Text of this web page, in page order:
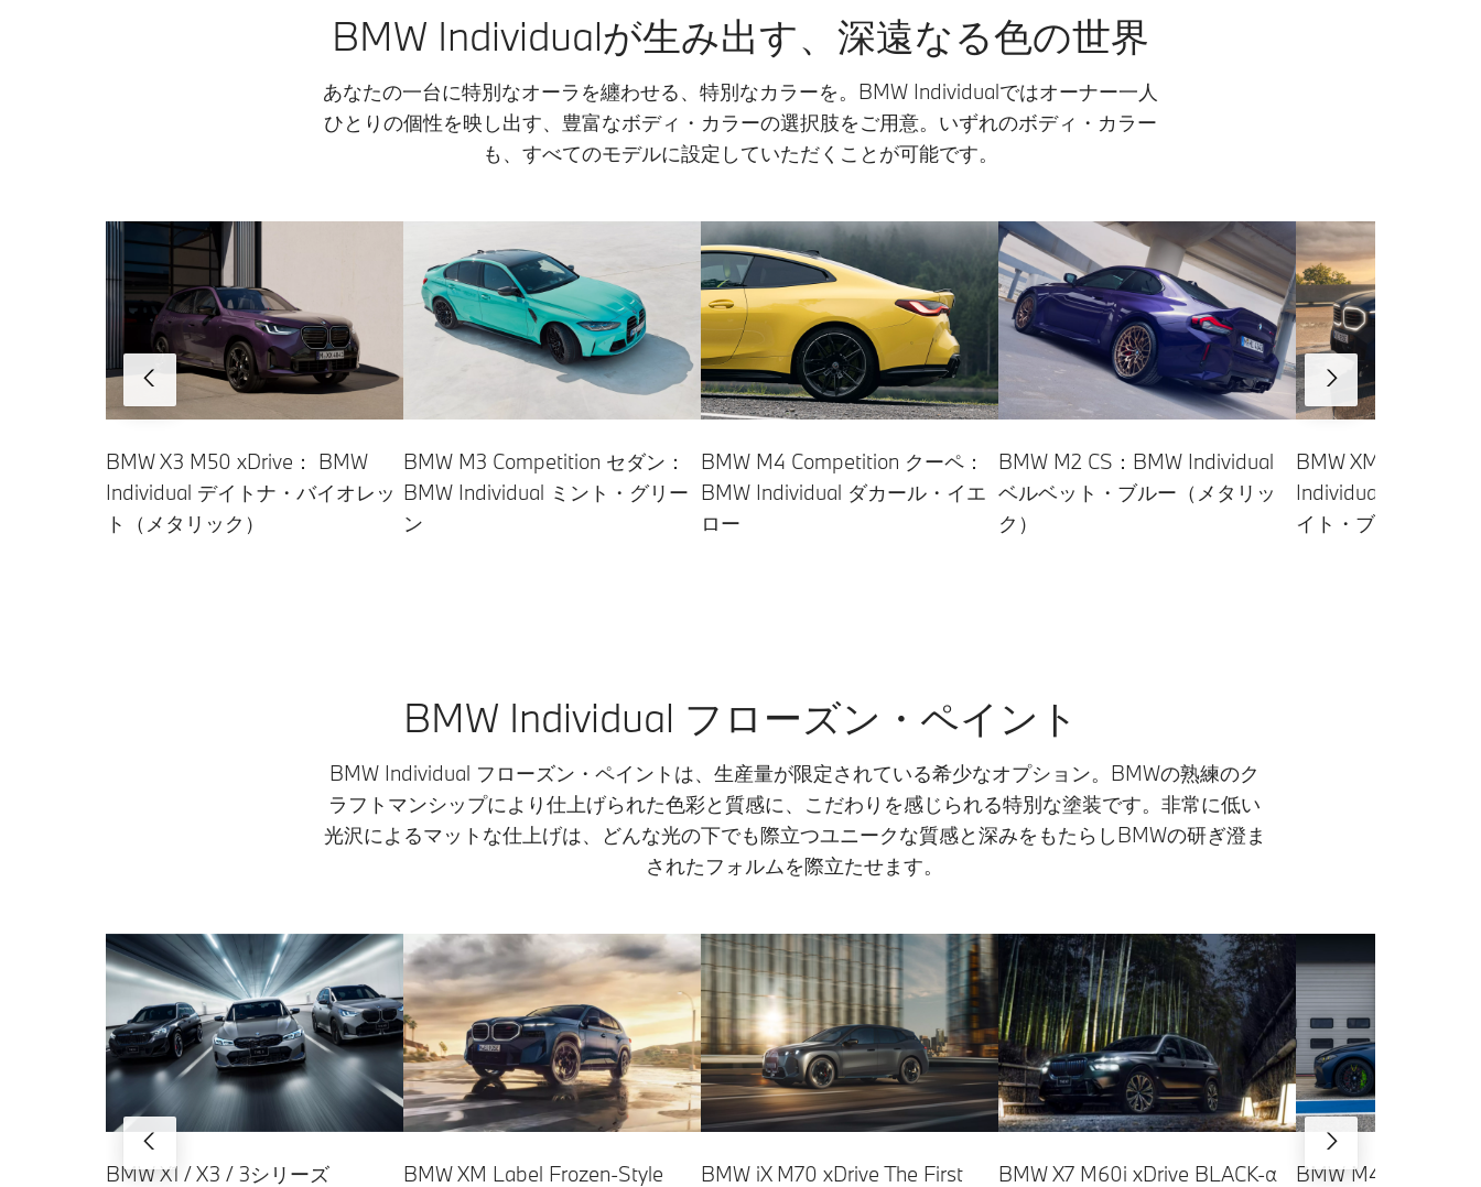
BMW Individualが生み出す、深遠なる色の世界
あなたの一台に特別なオーラを纏わせる、特別なカラーを。BMW Individualではオーナー一人
ひとりの個性を映し出す、豊富なボディ・カラーの選択肢をご用意。いずれのボディ・カラー
も、すべてのモデルに設定していただくことが可能です。
BMW X3 M50 xDrive： BMW
Individual デイトナ・バイオレッ
ト（メタリック）
BMW M3 Competition セダン：
BMW Individual ミント・グリー
ン
BMW M4 Competition クーペ：
BMW Individual ダカール・イエ
ロー
BMW M2 CS：BMW Individual
ベルベット・ブルー（メタリッ
ク）
BMW XM Label：
Individual フローズ
イト・ブルー（メ
BMW Individual フローズン・ペイント
BMW Individual フローズン・ペイントは、生産量が限定されている希少なオプション。BMWの熟練のク
ラフトマンシップにより仕上げられた色彩と質感に、こだわりを感じられる特別な塗装です。非常に低い
光沢によるマットな仕上げは、どんな光の下でも際立つユニークな質感と深みをもたらしBMWの研ぎ澄ま
されたフォルムを際立たせます。
BMW X1 / X3 / 3シリーズ BMW XM Label Frozen-Style BMW iX M70 xDrive The First BMW X7 M60i xDrive BLACK-α BMW M4 CS VR46